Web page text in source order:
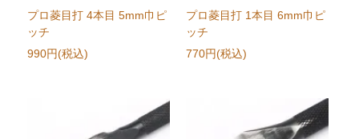
プロ菱目打 4本目 5mm巾ピ
ッチ
990円(税込)
プロ菱目打 1本目 6mm巾ピ
ッチ
770円(税込)